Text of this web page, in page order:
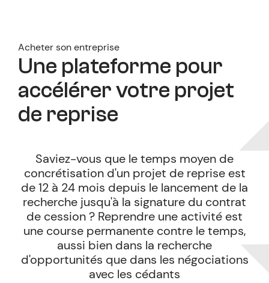
Acheter son entreprise
Une plateforme pour
accélérer votre projet
de reprise
Saviez-vous que le temps moyen de
concrétisation d'un projet de reprise est
de 12 à 24 mois depuis le lancement de la
recherche jusqu'à la signature du contrat
de cession ? Reprendre une activité est
une course permanente contre le temps,
aussi bien dans la recherche
d'opportunités que dans les négociations
avec les cédants